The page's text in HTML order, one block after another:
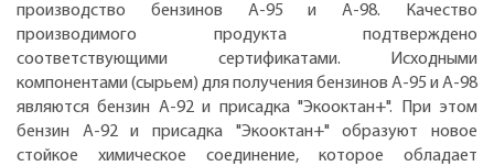
производство бензинов А-95 и А-98. Качество
производимого продукта подтверждено
соответствующими сертификатами. Исходными
компонентами (сырьем) для получения бензинов А-95 и А-98
являются бензин А-92 и присадка "Экооктан+". При этом
бензин А-92 и присадка "Экооктан+" образуют новое
стойкое химическое соединение, которое обладает